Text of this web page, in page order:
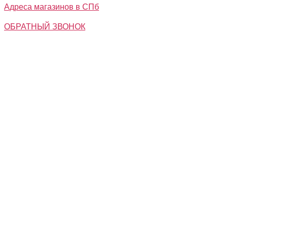
Адреса магазинов в СПб
ОБРАТНЫЙ ЗВОНОК